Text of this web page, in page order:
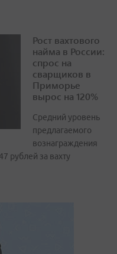
Рост вахтового
найма в России:
спрос на
сварщиков в
Приморье
вырос на 120%
Средний уровень
предлагаемого
вознаграждения
рублей за вахту